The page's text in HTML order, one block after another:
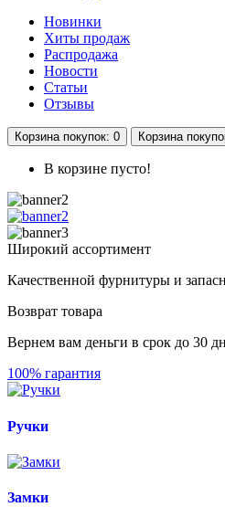
Новинки
Хиты продаж
Распродажа
Новости
Статьи
Отзывы
Корзинапокупок: 0 Корзина
В корзине пусто!
Широкий ассортимент
Качественной фурнитуры и
Возврат товара
Вернем вам деньги в срок до 30
100% гарантия
Ручки
Замки